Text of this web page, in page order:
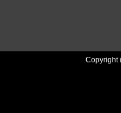
Copyright